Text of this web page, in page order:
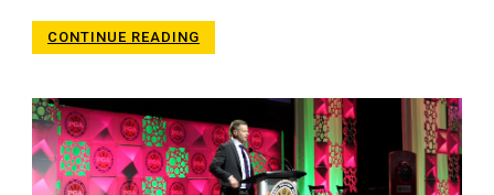
CONTINUE READING